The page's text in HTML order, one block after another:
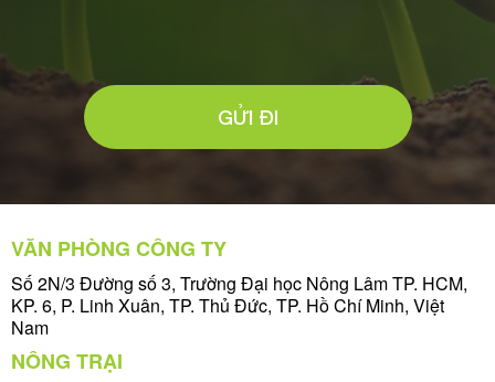
GỬI ĐI
VĂN PHÒNG CÔNG TY
Số 2N/3 Đường số 3, Trường Đại học Nông Lâm TP. HCM,
KP. 6, P. Linh Xuân, TP. Thủ Đức, TP. Hồ Chí Minh, Việt
Nam
NÔNG TRẠI